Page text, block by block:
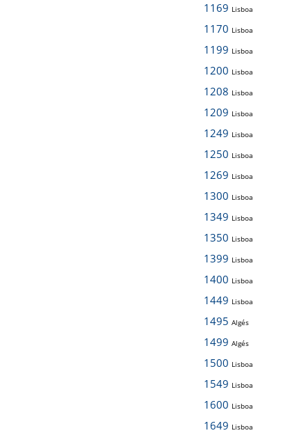
1169 Lisboa
1170 Lisboa
1199 Lisboa
1200 Lisboa
1208 Lisboa
1209 Lisboa
1249 Lisboa
1250 Lisboa
1269 Lisboa
1300 Lisboa
1349 Lisboa
1350 Lisboa
1399 Lisboa
1400 Lisboa
1449 Lisboa
1495 Algés
1499 Algés
1500 Lisboa
1549 Lisboa
1600 Lisboa
1649 Lisboa